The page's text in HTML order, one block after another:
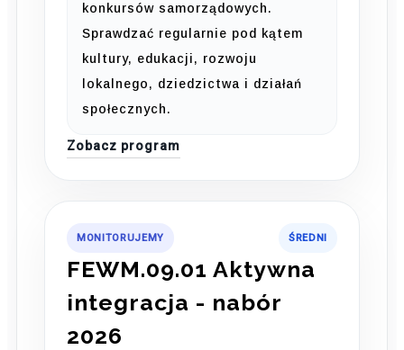
konkursów samorządowych.
Sprawdzać regularnie pod kątem
kultury, edukacji, rozwoju
lokalnego, dziedzictwa i działań
społecznych.
Zobacz program
MONITORUJEMY ŚREDNI
FEWM.09.01 Aktywna
integracja - nabór
2026